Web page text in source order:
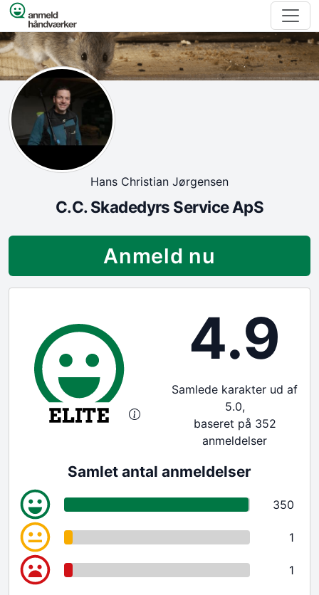
Spring til indhold
Hans Christian Jørgensen
C.C. Skadedyrs Service ApS
Anmeld nu
4.9
Samlede karakter ud af
5.0,
baseret på 352
anmeldelser
Samlet antal anmeldelser
350
1
1